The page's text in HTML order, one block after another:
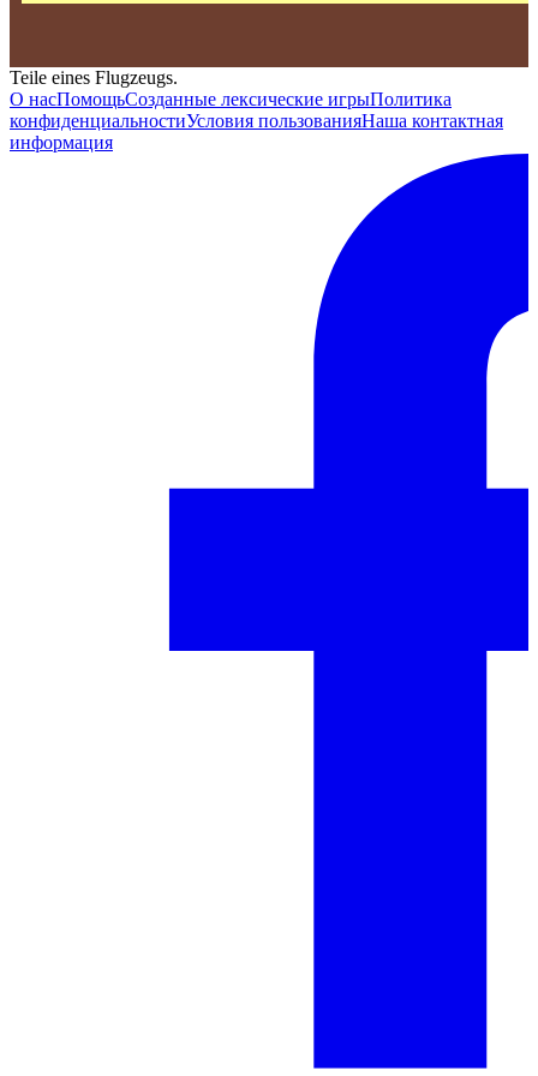
Teile eines Flugzeugs.
О насПомощьСозданные лексические игрыПолитика
конфиденциальностиУсловия пользованияНаша контактная
информация